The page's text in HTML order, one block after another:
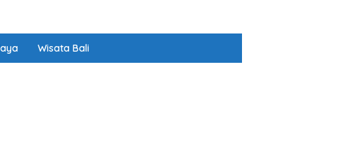
Wisata Bali